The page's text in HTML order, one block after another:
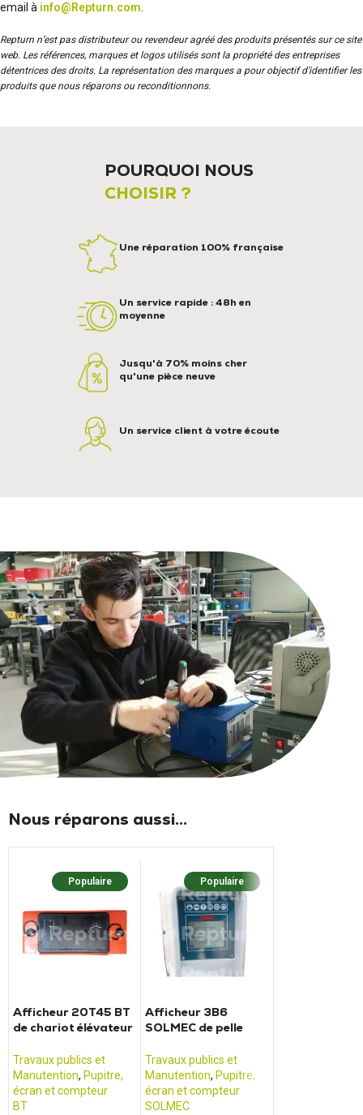
email à info@Repturn.com
Repturn n’est pas distributeur ou revendeur agréé des produits présentés sur ce site
web. Les références, marques et logos utilisés sont la propriété des entreprises
détentrices des droits. La représentation des marques a pour objectif d’identifier les
produits que nous réparons ou reconditionnons.
POURQUOI NOUS
CHOISIR ?
Une réparation 100% française
Un service rapide : 48h en
moyenne
Jusqu'à 70% moins cher
qu'une pièce neuve
Un service client à votre écoute
Nous réparons aussi...
Populaire
Afficheur 20T45 BT
de chariot élévateur
Travaux publics et
Manutention, Pupitre,
écran et compteur
BT
Populaire
Afficheur 3B6
SOLMEC de pelle
Travaux publics et
Manutention, Pupitre,
écran et compteur
SOLMEC